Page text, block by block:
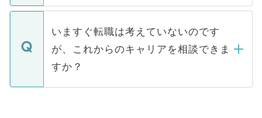
関を公にしてしまうと、応募が殺到する場
に、医療機関が求める条件に合った人材の
みを人材紹介会社に依頼するケースが増え
ています。
定を承諾する必要はありません。内定先へ
の辞退の連絡はキャリアパートナーが行い
個人情報が漏えいすることはありませんの
で、ご安心ください。当サイトからの登録
などで収集したご登録者様の個人情報は、
ご本人のキャリアアップおよび転職活動の
支援を目的に使用いたします。お預かりし
ているすべての個人データはご本人の許可
いますぐ転職は考えていないのです
が、これからのキャリアを相談できま
すか？